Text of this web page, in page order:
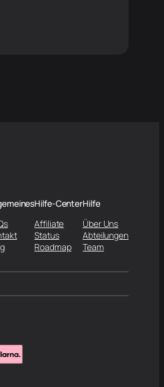
Hilfe-Center
Affiliate
Status
Roadmap
Hilfe
Über Uns
Abteilungen
Team